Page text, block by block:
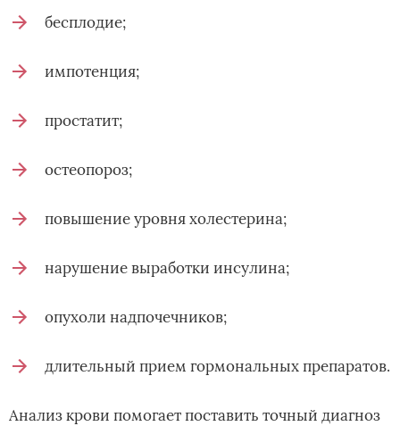
бесплодие;
импотенция;
простатит;
остеопороз;
повышение уровня холестерина;
нарушение выработки инсулина;
опухоли надпочечников;
длительный прием гормональных препаратов.
Анализ крови помогает поставить точный диагноз